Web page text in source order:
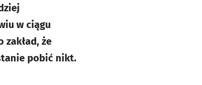
w ciągu
że
pobić nikt.